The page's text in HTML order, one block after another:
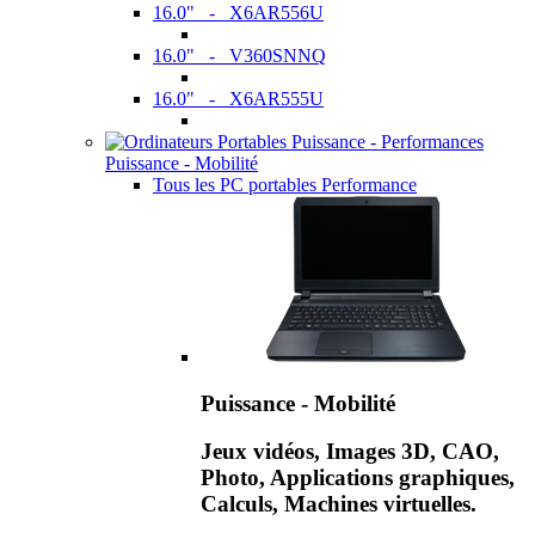
16.0" - X6AR556U
16.0" - V360SNNQ
16.0" - X6AR555U
Puissance - Mobilité
Tous les PC portables Performance
Puissance - Mobilité
Jeux vidéos, Images 3D, CAO,
Photo, Applications graphiques,
Calculs, Machines virtuelles.